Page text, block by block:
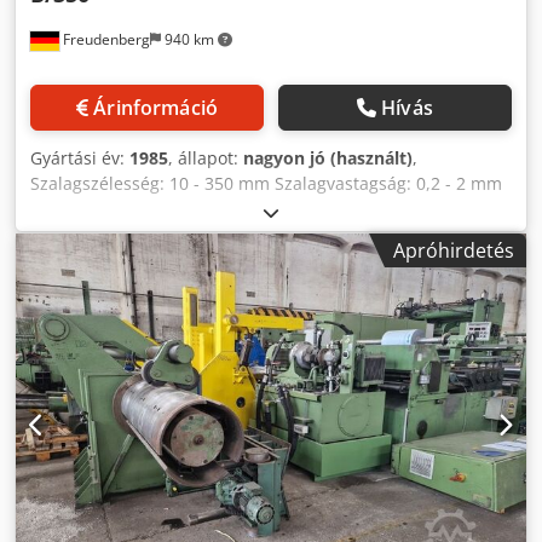
guillotine-os EASY PRO modellt. A gép munkaszélessége
gépek meghatározott hosszúságú fémlemezt húznak,
lelapítják és vágják. A keresztvágó kés típusától és a
vastagsága 1 mm és 2 mm között változik. A STRAIGHT és a
POWERSTRAIGHT a szintezőgörgők beállításában is
különbözik: mechanikus vagy automatikus. Az integrált
automata vezérlés hosszú távon időt takarít meg, hiszen a
gép üzemi paramétereinek megváltoztatása egy
gombnyomással történik. Az automatikus vezérlés
nagyszerű választás, ha sokféle anyaggal dolgozik. A
Forstner SLIT sorozat megbízható segítőtárs a hengerelt
fém vágásakor. A SLIT CUT és SLIT PRO modellek nemcsak
fémet vágnak, hanem hosszában is vágják a kiválasztott
szélességű csíkokra. Alapkivitelben ezek a modellek 5
hosszirányú vágókéssel vannak felszerelve (a kések
maximális száma – 7). A fő különbség a SLIT CUT és a SLIT
PRO modellek között a vágópenge típusa - körvágó vagy
guillotine. A Forstner COMPACT sorozat olyan eszközök,
Freudenberg 940 km
Árinformáció Hívás
Gyártási év: 1985, állapot: nagyon jó (használt),
Szalagszélesség: 10 - 350 mm Szalagvastagság: 0,2 - 2 mm
Vágások száma/szalagvastagság: 25/0,5 mm Tekercs súlya:
max. 1 t Djdpfx Aelilfbscfokr
Apróhirdetés